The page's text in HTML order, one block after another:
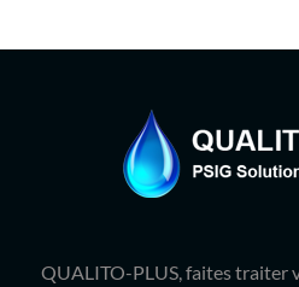
QUALITO-PLUS, faites traiter